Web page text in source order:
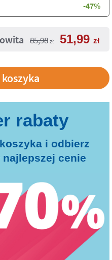
-47%
85,98 zł 51,99 zł
i odbierz
najlepszej cenie